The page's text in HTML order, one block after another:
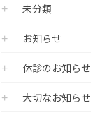
未分類
お知らせ
休診のお知らせ
大切なお知らせ